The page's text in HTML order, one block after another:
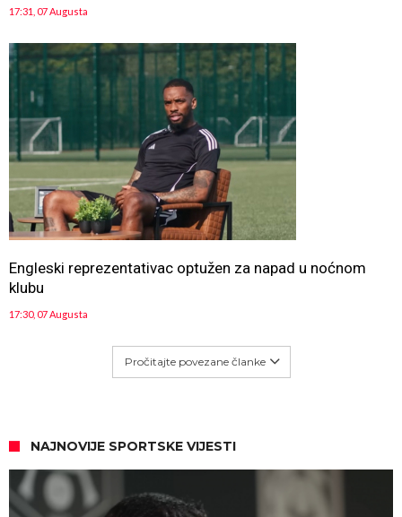
17:31, 07 Augusta
Engleski reprezentativac optužen za napad u noćnom
klubu
17:30, 07 Augusta
Pročitajte povezane članke
NAJNOVIJE SPORTSKE VIJESTI